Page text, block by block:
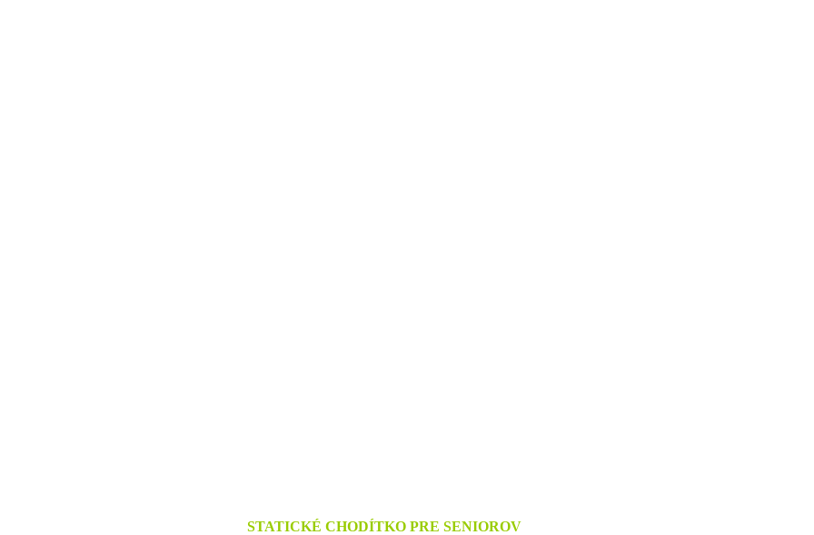
STATICKÉ CHODÍTKO PRE SENIOROV